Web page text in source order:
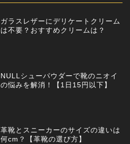
ガラスレザーにデリケートクリーム
は不要？おすすめクリームは？
NULLシューパウダーで靴のニオイ
の悩みを解消！【1日15円以下】
革靴とスニーカーのサイズの違いは
何cm？【革靴の選び方】